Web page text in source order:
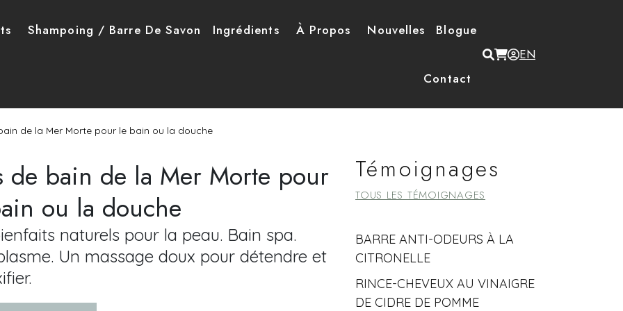
Shampoing / Barre De Savon Ingrédients À Propos Nouvelles Blogue
Contact
Menu du compte
EN
de la Mer Morte pour le bain ou la douche
de bain de la Mer Morte pour
ou la douche
Descriptionnaturels pour la peau. Bain spa.
Un massage doux pour détendre et
Témoignages
TOUS LES TÉMOIGNAGES
BARRE ANTI-ODEURS À LA
CITRONELLE
RINCE-CHEVEUX AU VINAIGRE
DE CIDRE DE POMME